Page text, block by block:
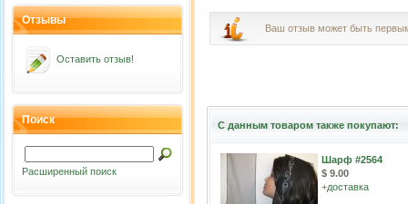
Отзывы
Оставить отзыв!
Поиск
Расширенный поиск
Ваш отзыв может быть
С данным товаром также покупают:
Шарф #2564
$ 9.00
+доставка